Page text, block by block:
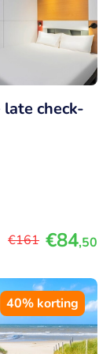
check-
€161 €84,50
40% korting